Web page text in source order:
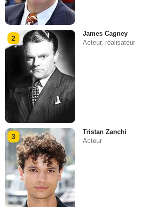
2
James Cagney
Acteur, réalisateur
3
Tristan Zanchi
Acteur